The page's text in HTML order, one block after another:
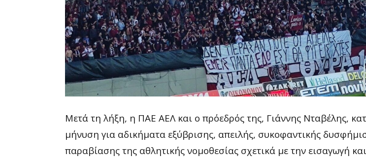
Μετά τη λήξη, η ΠΑΕ ΑΕΛ και ο πρόεδρός της, Γιάννης Νταβέλης,
μήνυση για αδικήματα εξύβρισης, απειλής, συκοφαντικής
παραβίασης της αθλητικής νομοθεσίας σχετικά με την εισαγωγή